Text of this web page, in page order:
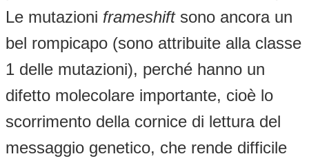
Le mutazioni frameshiftsono ancora un
bel rompicapo (sono attribuite alla classe
1 delle mutazioni), perché hanno un
difetto molecolare importante, cioè lo
scorrimento della cornice di lettura del
messaggio genetico, che rende difficile